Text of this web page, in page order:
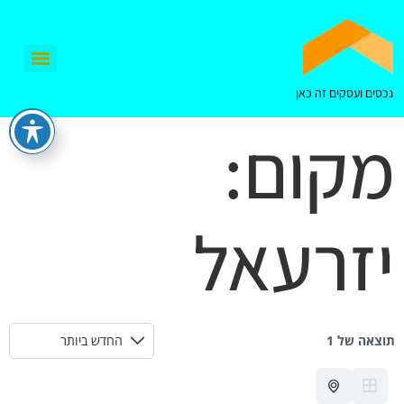
נכסים ועסקים זה כאן
מקום:
יזרעאל
תוצאה של 1